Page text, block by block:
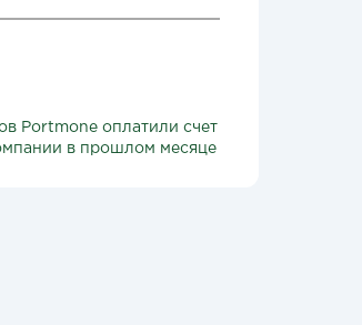
Portmone оплатили счет
в прошлом месяце